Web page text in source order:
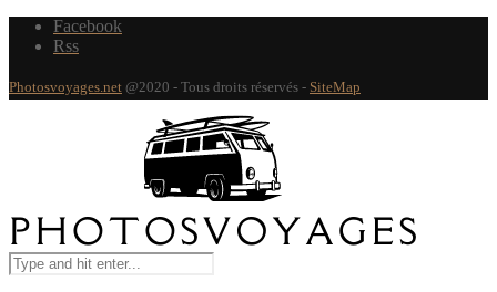
Facebook
Rss
Photosvoyages.net @2020 - Tous droits réservés - SiteMap